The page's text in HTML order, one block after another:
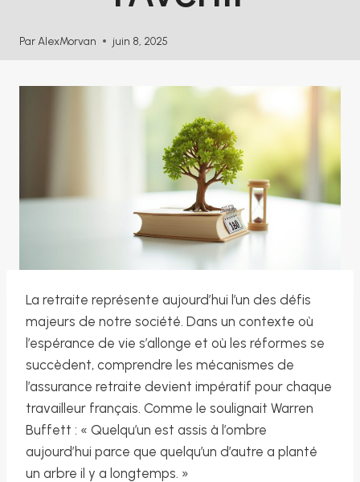
Par AlexMorvan juin 8, 2025
La retraite représente aujourd’hui l’un des défis
majeurs de notre société. Dans un contexte où
l’espérance de vie s’allonge et où les réformes se
succèdent, comprendre les mécanismes de
l’assurance retraite devient impératif pour chaque
travailleur français. Comme le soulignait Warren
Buffett : « Quelqu’un est assis à l’ombre
aujourd’hui parce que quelqu’un d’autre a planté
un arbre il y a longtemps. »